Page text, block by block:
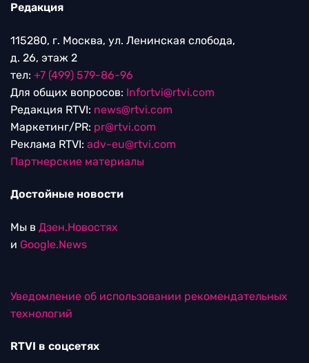
Редакция
115280, г. Москва, ул. Ленинская слобода,
д. 26, этаж 2
тел: +7 (499) 579-86-96
Для общих вопросов: Infortvi@rtvi.com
Редакция RTVI: news@rtvi.com
Маркетинг/PR: pr@rtvi.com
Реклама RTVI: adv-eu@rtvi.com
Партнерские материалы
Достойные новости
Мы в Дзен.Новостях
и Google.News
Уведомление об использовании рекомендательных
технологий
RTVI в соцсетях